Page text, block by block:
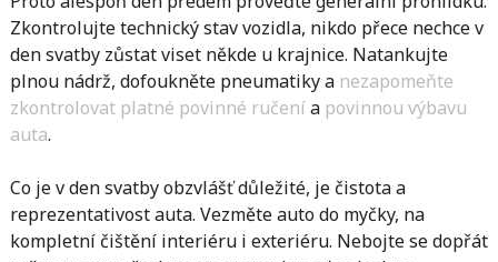
Zkontrolujte technický stav vozidla, nikdo přece nechce v
den svatby zůstat viset někde u krajnice. Natankujte
plnou nádrž, dofoukněte pneumatiky a nezapomeňte
zkontrolovat platné povinné ručenía povinnou výbavu
auta.
Co je v den svatby obzvlášť důležité, je čistota a
reprezentativost auta. Vezměte auto do myčky, na
kompletní čištění interiéru i exteriéru. Nebojte se dopřát